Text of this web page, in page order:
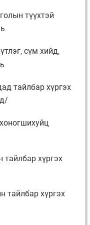
түүхтэй
сүм хийд,
тайлбар хүргэх
тайлбар хүргэх
тайлбар хүргэх